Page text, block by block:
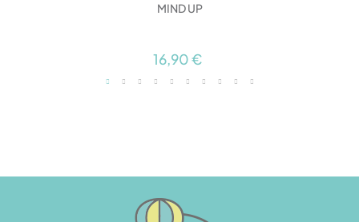
MIND UP
16,90 €